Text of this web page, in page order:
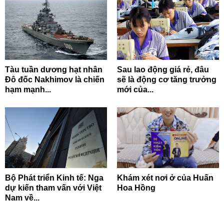
Tàu tuần dương hạt nhân
Đô đốc Nakhimov là chiến
hạm mạnh...
Sau lao động giá rẻ, đâu
sẽ là động cơ tăng trưởng
mới của...
Bộ Phát triển Kinh tế: Nga
dự kiến tham vấn với Việt
Nam về...
Khám xét nơi ở của Huấn
Hoa Hồng